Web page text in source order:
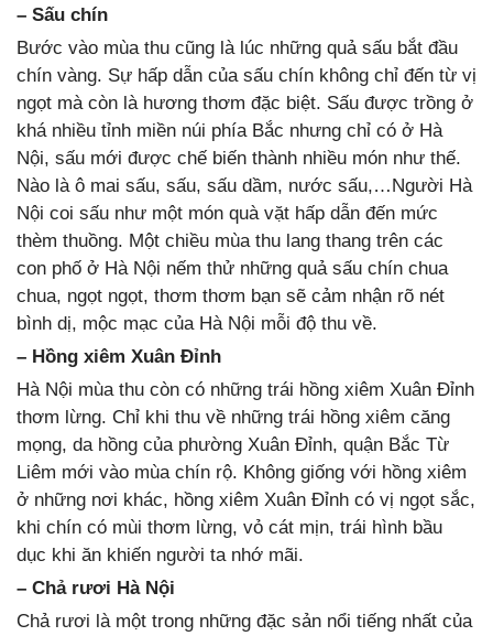
– Sấu chín
Bước vào mùa thu cũng là lúc những quả sấu bắt đầu
chín vàng. Sự hấp dẫn của sấu chín không chỉ đến từ vị
ngọt mà còn là hương thơm đặc biệt. Sấu được trồng ở
khá nhiều tỉnh miền núi phía Bắc nhưng chỉ có ở Hà
Nội, sấu mới được chế biến thành nhiều món như thế.
Nào là ô mai sấu, sấu, sấu dầm, nước sấu,…Người Hà
Nội coi sấu như một món quà vặt hấp dẫn đến mức
thèm thuồng. Một chiều mùa thu lang thang trên các
con phố ở Hà Nội nếm thử những quả sấu chín chua
chua, ngọt ngọt, thơm thơm bạn sẽ cảm nhận rõ nét
bình dị, mộc mạc của Hà Nội mỗi độ thu về.
– Hồng xiêm Xuân Đỉnh
Hà Nội mùa thu còn có những trái hồng xiêm Xuân Đỉnh
thơm lừng. Chỉ khi thu về những trái hồng xiêm căng
mọng, da hồng của phường Xuân Đỉnh, quận Bắc Từ
Liêm mới vào mùa chín rộ. Không giống với hồng xiêm
ở những nơi khác, hồng xiêm Xuân Đỉnh có vị ngọt sắc,
khi chín có mùi thơm lừng, vỏ cát mịn, trái hình bầu
dục khi ăn khiến người ta nhớ mãi.
– Chả rươi Hà Nội
Chả rươi là một trong những đặc sản nổi tiếng nhất của